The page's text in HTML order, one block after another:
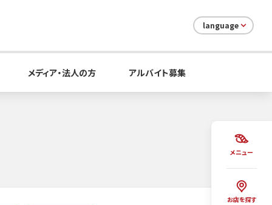
メニュー
お店を探す
language
メディア・法人の方 アルバイト募集